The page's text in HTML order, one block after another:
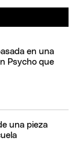
en una
Psycho que
una pieza